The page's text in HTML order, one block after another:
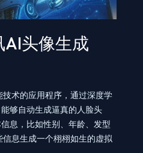
AI头像生成
术的应用程序，通过深度学
够自动生成逼真的人脸头
息，比如性别、年龄、发型
息生成一个栩栩如生的虚拟